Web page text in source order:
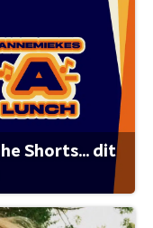
Shorts... dit